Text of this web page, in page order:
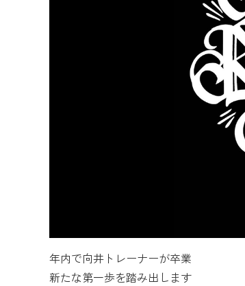
年内で向井トレーナーが卒業
新たな第一歩を踏み出します